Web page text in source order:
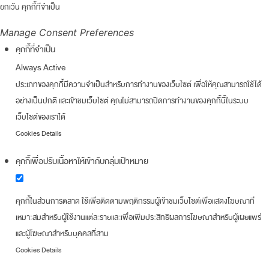
ยกเว้น คุกกี้ที่จำเป็น
Manage Consent Preferences
คุกกี้ที่จำเป็น
Always Active
ประเภทของคุกกี้มีความจำเป็นสำหรับการทำงานของเว็บไซต์ เพื่อให้คุณสามารถใช้ได้
อย่างเป็นปกติ และเข้าชมเว็บไซต์ คุณไม่สามารถปิดการทำงานของคุกกี้นี้ในระบบ
เว็บไซต์ของเราได้
Cookies Details
คุกกี้เพื่อปรับเนื้อหาให้เข้ากับกลุ่มเป้าหมาย
คุกกี้ในส่วนการตลาด ใช้เพื่อติดตามพฤติกรรมผู้เข้าชมเว็บไซต์เพื่อแสดงโฆษณาที่
เหมาะสมสำหรับผู้ใช้งานแต่ละรายและเพื่อเพิ่มประสิทธิผลการโฆษณาสำหรับผู้เผยแพร่
และผู้โฆษณาสำหรับบุคคลที่สาม
Cookies Details